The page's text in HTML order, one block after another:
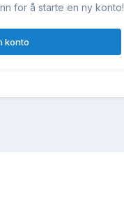
for å starte en ny konto!
konto